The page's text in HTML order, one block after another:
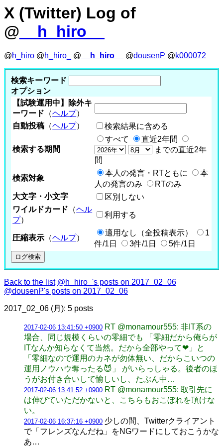
X (Twitter) Log of
@ __h_hiro__
@h_hiro @h_hiro_ @ __h_hiro__ @dousenP @k000072
検索キーワード
オプション
【試験運用中】除外キ
ーワード （ヘルプ）
自動投稿 （ヘルプ） 検索結果に含める
検索する期間
すべて
直近2年間
までの直近2年
間
検索対象
本人の発言・RTともに
本
人の発言のみ
RTのみ
大文字・小文字
区別しない
ワイルドカード （ヘル
プ）
利用する
圧縮表示 （ヘルプ）
適用なし（全投稿表示）
1
件/1日
3件/1日 5件/1日
Back to the list @h_hiro_'s posts on 2017_02_06
@dousenP's posts on 2017_02_06
2017_02_06 (月): 5 posts
2017-02-06 13:41:50 +0900 RT @monamour555: 非IT系の
場合、同じ規模くらいの零細でも 「零細だから俺らが
ITなんか知らなくて当然。だから全部やって❤」と
「零細なので運用のカネが勿体無い、だからこいつの
運用ノウハウ奪ったる😈」 がいらっしゃる。後者のほ
うがお付き合いして愉しいし、たぶん中…
2017-02-06 13:41:52 +0900 RT @monamour555: 取引先に
は伸びていただかないと、こちらもおこぼれを頂けな
い。
2017-02-06 16:37:16 +0900 少しの間、Twitterクライアント
で「フレンズなんだね」をNGワードにしておこうかな
あ…